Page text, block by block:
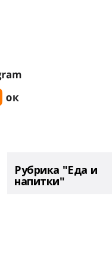
Рубрика "Еда и
напитки"